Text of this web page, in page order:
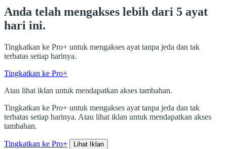
Anda telah mengakses lebih dari 5 ayat
hari ini.
Tingkatkan ke Pro+ untuk mengakses ayat tanpa jeda dan tak
terbatas setiap harinya.
Tingkatkan ke Pro+
Atau lihat iklan untuk mendapatkan akses tambahan.
Tingkatkan ke Pro+ untuk mengakses ayat tanpa jeda dan tak
terbatas setiap harinya. Atau lihat iklan untuk mendapatkan akses
tambahan.
Tingkatkan ke Pro+ Lihat Iklan